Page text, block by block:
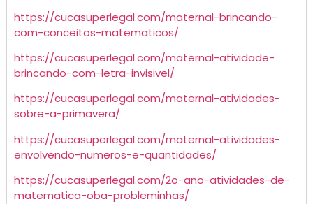
https://cucasuperlegal.com/maternal-brincando-
com-conceitos-matematicos/
https://cucasuperlegal.com/maternal-atividade-
brincando-com-letra-invisivel/
https://cucasuperlegal.com/maternal-atividades-
sobre-a-primavera/
https://cucasuperlegal.com/maternal-atividades-
envolvendo-numeros-e-quantidades/
https://cucasuperlegal.com/2o-ano-atividades-de-
matematica-oba-probleminhas/